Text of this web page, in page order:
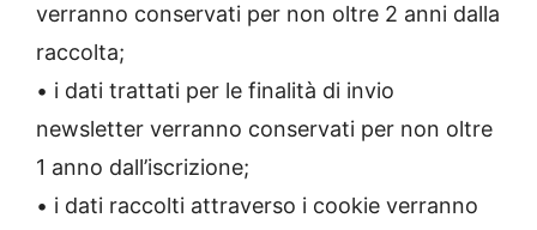
verranno conservati per non oltre 2 anni dalla
raccolta;
• i dati trattati per le finalità di invio
newsletter verranno conservati per non oltre
1 anno dall’iscrizione;
• i dati raccolti attraverso i cookie verranno